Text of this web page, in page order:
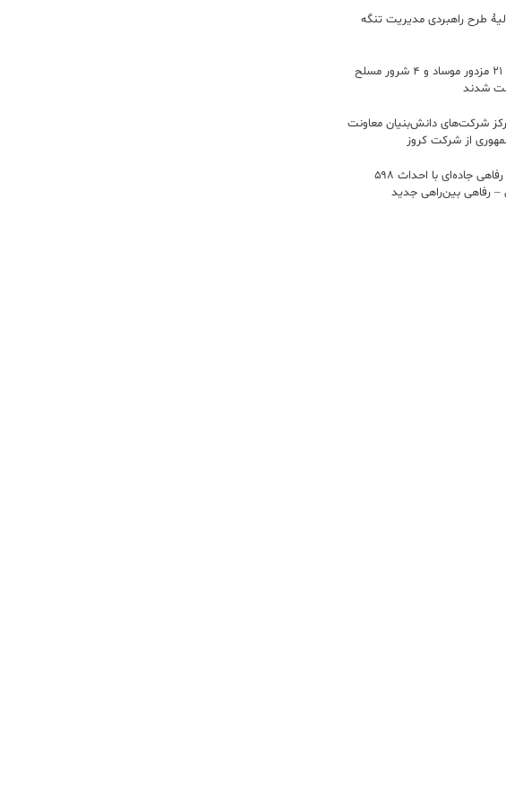
طرح راهبردی مدیریت تنگه
وزارت اطلاعات: ۲۱ مزدور موساد و ۴ شرور مسلح
شدند
شرکت‌های دانش‌بنیان معاونت
از شرکت کروز
توسعه خدمات رفاهی جاده‌ای با احداث ۵۹۸
رفاهی بین‌راهی جدید